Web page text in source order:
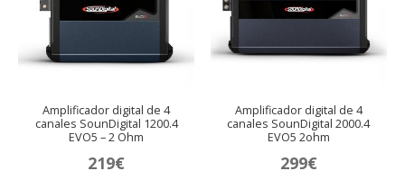
Amplificador digital de 4
canales SounDigital 1200.4
EVO5 – 2 Ohm
219€
Amplificador digital de 4
canales SounDigital 2000.4
EVO5 2ohm
299€